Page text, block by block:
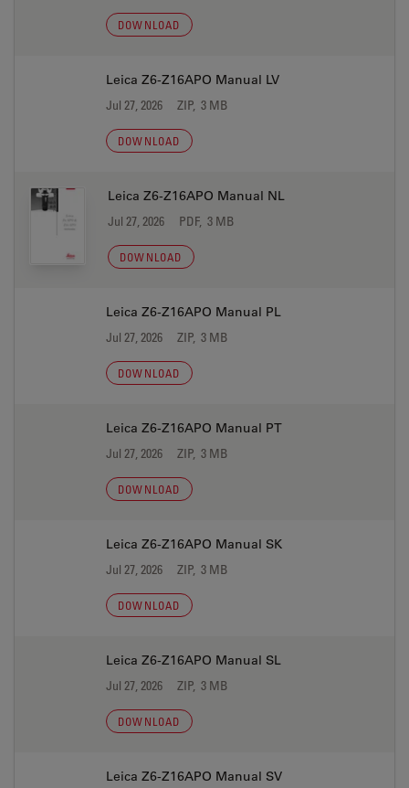
DOWNLOAD
Leica Z6-Z16APO Manual LV
Jul 27, 2026 ZIP, 3 MB
DOWNLOAD
Leica Z6-Z16APO Manual NL
Jul 27, 2026 PDF, 3 MB
DOWNLOAD
Leica Z6-Z16APO Manual PL
Jul 27, 2026 ZIP, 3 MB
DOWNLOAD
Leica Z6-Z16APO Manual PT
Jul 27, 2026 ZIP, 3 MB
DOWNLOAD
Leica Z6-Z16APO Manual SK
Jul 27, 2026 ZIP, 3 MB
DOWNLOAD
Leica Z6-Z16APO Manual SL
Jul 27, 2026 ZIP, 3 MB
DOWNLOAD
Leica Z6-Z16APO Manual SV